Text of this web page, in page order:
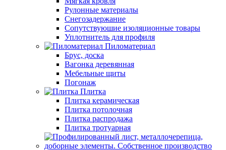
Рулонные материалы
Снегозадержание
Сопутствуюшие изоляционные товары
Уплотнитель для профиля
Пиломатериал
Брус, доска
Вагонка деревянная
Мебельные щиты
Погонаж
Плитка
Плитка керамическая
Плитка потолочная
Плитка распродажа
Плитка тротуарная